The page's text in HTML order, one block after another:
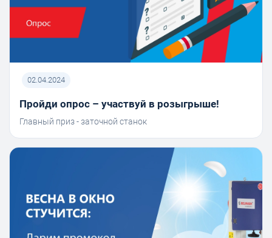
02.04.2024
Пройди опрос – участвуй в розыгрыше!
Главный приз - заточной станок